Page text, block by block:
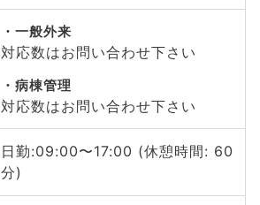
一般外来
対応数はお問い合わせ下さい
病棟管理
対応数はお問い合わせ下さい
日勤:09:00〜17:00 (休憩時間: 60
分)